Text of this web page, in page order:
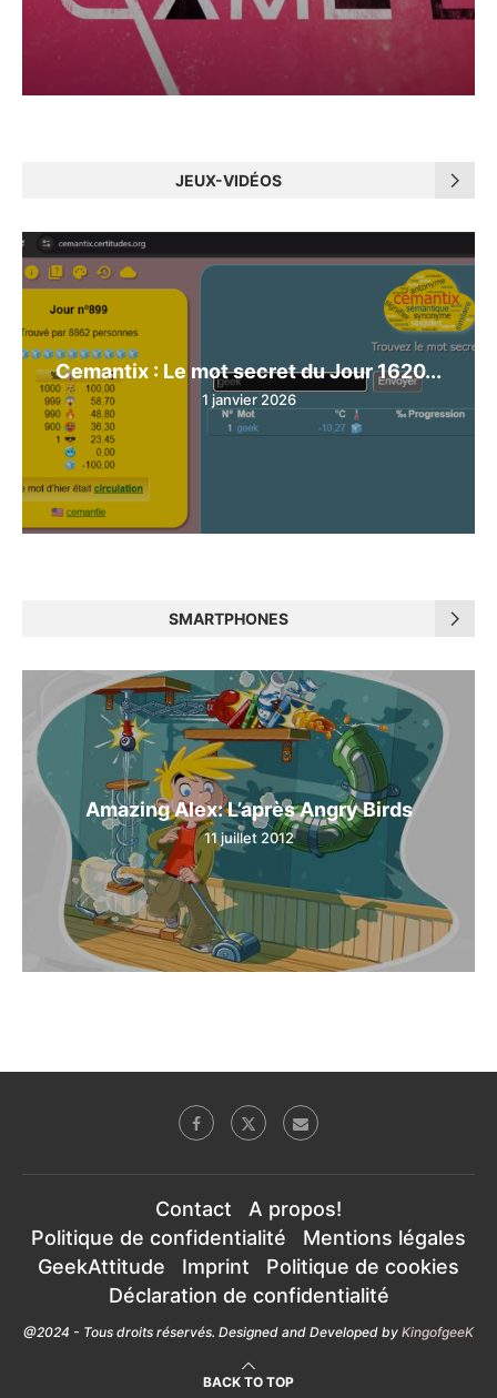
JEUX-VIDÉOS
Cemantix : Le mot secret du Jour 1620...
1 janvier 2026
SMARTPHONES
Amazing Alex: L’après Angry Birds
11 juillet 2012
Contact
A propos!
Politique de confidentialité
Mentions légales
GeekAttitude
Imprint
Politique de cookies
Déclaration de confidentialité
@2024 - Tous droits réservés. Designed and Developed by KingofgeeK
BACK TO TOP